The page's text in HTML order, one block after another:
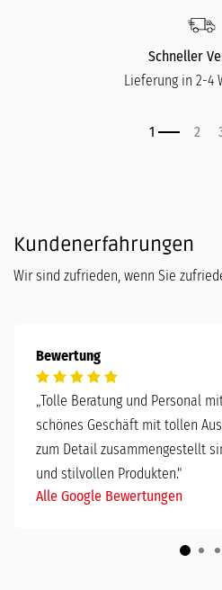
Schneller
Lieferung in 2-4
Kundenerfahrungen
Wir sind zufrieden, wenn Sie
Bewertung
„Tolle Beratung und Personal
schönes Geschäft mit tollen
zum Detail zusammengestellt
und stilvollen Produkten."
Alle Google Bewertungen